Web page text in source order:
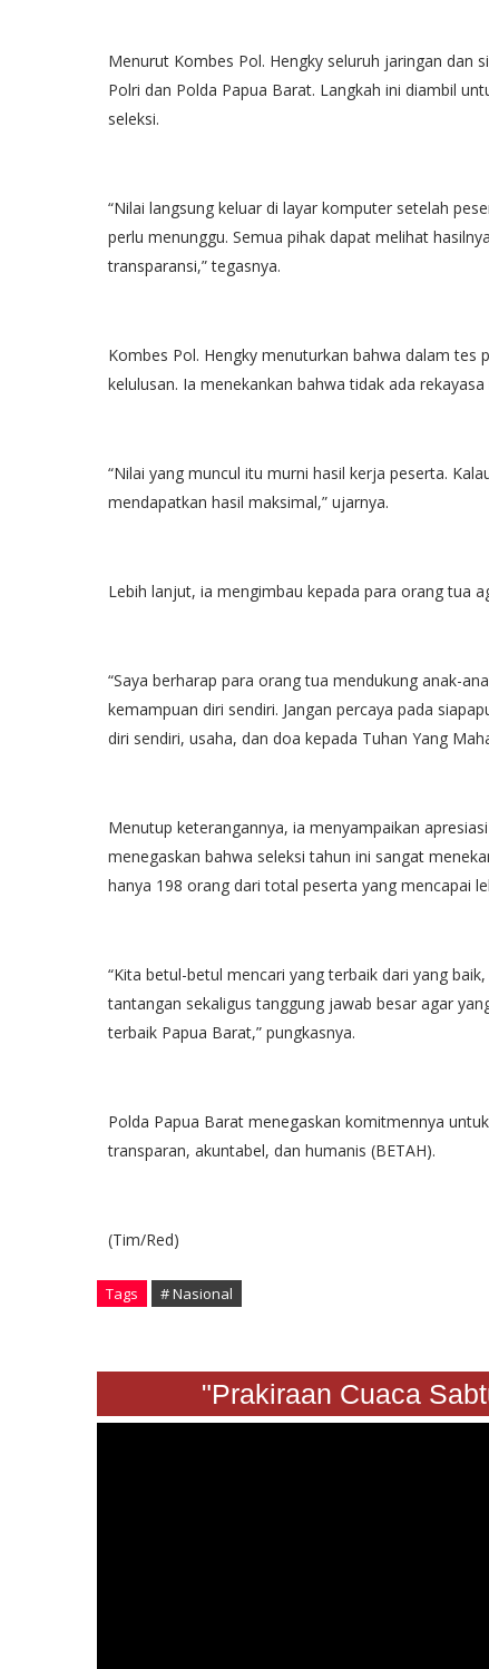
Menurut Kombes Pol. Hengky seluruh jaringan dan
Polri dan Polda Papua Barat. Langkah ini diambil
seleksi.
“Nilai langsung keluar di layar komputer setelah
perlu menunggu. Semua pihak dapat melihat
transparansi,” tegasnya.
Kombes Pol. Hengky menuturkan bahwa dalam tes
kelulusan. Ia menekankan bahwa tidak ada
“Nilai yang muncul itu murni hasil kerja peserta.
mendapatkan hasil maksimal,” ujarnya.
Lebih lanjut, ia mengimbau kepada para orang tua
“Saya berharap para orang tua mendukung anak-
kemampuan diri sendiri. Jangan percaya pada
diri sendiri, usaha, dan doa kepada Tuhan Yang
Menutup keterangannya, ia menyampaikan
menegaskan bahwa seleksi tahun ini sangat
hanya 198 orang dari total peserta yang mencapai
“Kita betul-betul mencari yang terbaik dari yang
tantangan sekaligus tanggung jawab besar agar
terbaik Papua Barat,” pungkasnya.
Polda Papua Barat menegaskan komitmennya
transparan, akuntabel, dan humanis (BETAH).
(Tim/Red)
Tags # Nasional
"Prakiraan Cuaca Sabtu